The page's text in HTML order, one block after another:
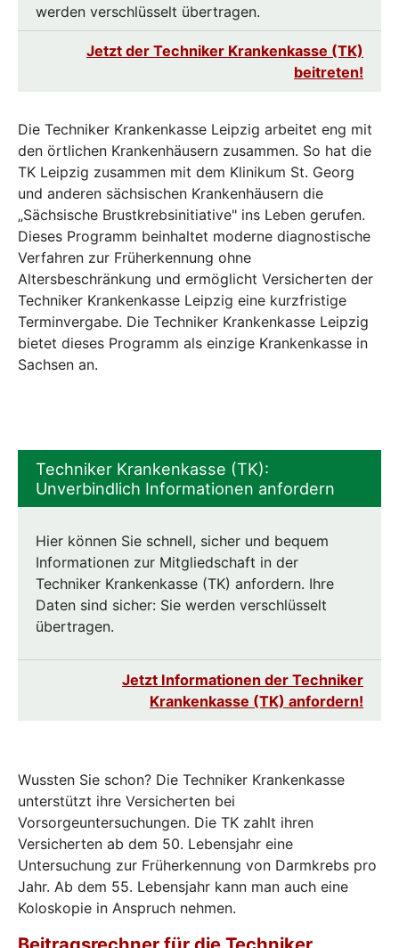
werden verschlüsselt übertragen.
Jetzt der Techniker Krankenkasse (TK)
beitreten!
Die Techniker Krankenkasse Leipzig arbeitet eng mit
den örtlichen Krankenhäusern zusammen. So hat die
TK Leipzig zusammen mit dem Klinikum St. Georg
und anderen sächsischen Krankenhäusern die
„Sächsische Brustkrebsinitiative" ins Leben gerufen.
Dieses Programm beinhaltet moderne diagnostische
Verfahren zur Früherkennung ohne
Altersbeschränkung und ermöglicht Versicherten der
Techniker Krankenkasse Leipzig eine kurzfristige
Terminvergabe. Die Techniker Krankenkasse Leipzig
bietet dieses Programm als einzige Krankenkasse in
Sachsen an.
Techniker Krankenkasse (TK):
Unverbindlich Informationen anfordern
Hier können Sie schnell, sicher und bequem
Informationen zur Mitgliedschaft in der
Techniker Krankenkasse (TK) anfordern. Ihre
Daten sind sicher: Sie werden verschlüsselt
übertragen.
Jetzt Informationen der Techniker
Krankenkasse (TK) anfordern!
Wussten Sie schon? Die Techniker Krankenkasse
unterstützt ihre Versicherten bei
Vorsorgeuntersuchungen. Die TK zahlt ihren
Versicherten ab dem 50. Lebensjahr eine
Untersuchung zur Früherkennung von Darmkrebs pro
Jahr. Ab dem 55. Lebensjahr kann man auch eine
Koloskopie in Anspruch nehmen.